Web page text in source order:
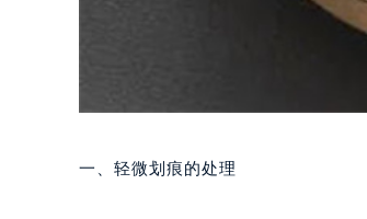
一、轻微划痕的处理